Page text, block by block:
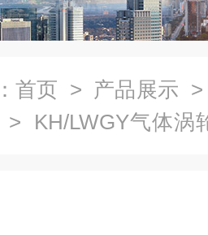
首页 > 产品展示
> KH/LWGY气体涡